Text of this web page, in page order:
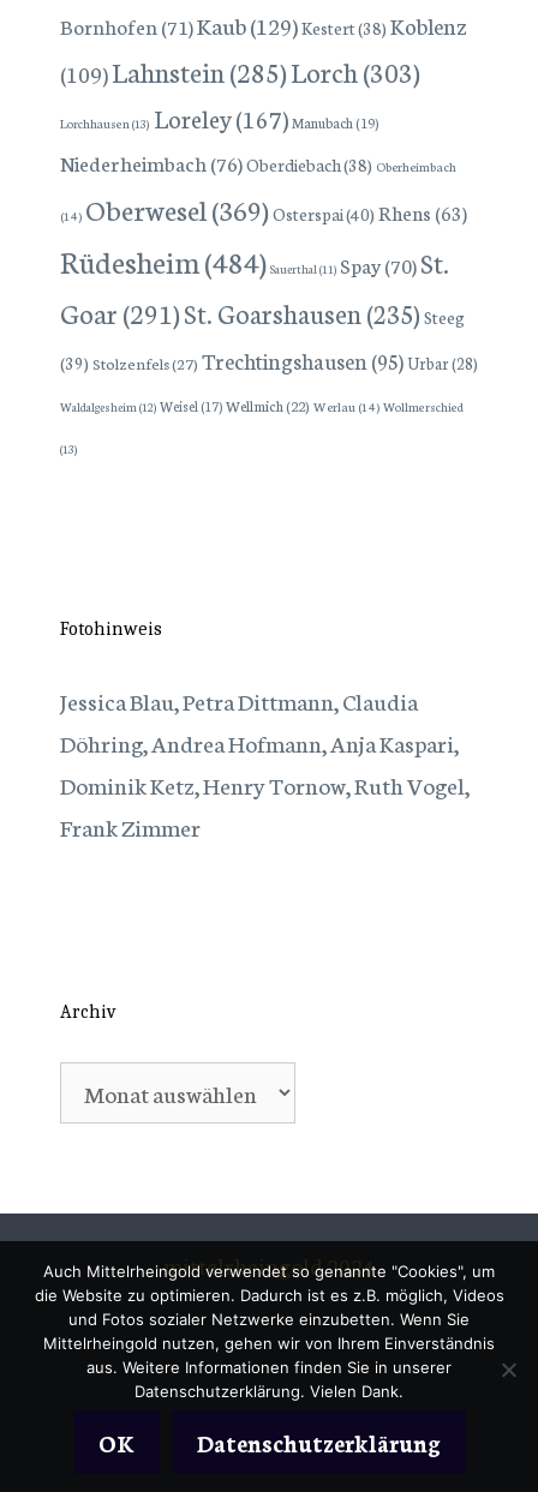
Bornhofen (71)Kaub(129)Kestert(38) Koblenz
(109)Lahnstein(285)Lorch(303)
Lorchhausen(13) Loreley(167)Manubach(19)
Niederheimbach (76)Oberdiebach(38) Oberheimbach
(14) Oberwesel(369)Osterspai(40) Rhens (63)
Rüdesheim(484) Sauerthal(11) Spay(70)St.
Goar(291)St. Goarshausen(235) Steeg
(39) Stolzenfels(27) Trechtingshausen(95)Urbar(28)
Waldalgesheim(12) Weisel(17)Wellmich(22) Werlau (14) Wollmerschied
(13)
Fotohinweis
Jessica Blau, Petra Dittmann, Claudia
Döhring, Andrea Hofmann, Anja Kaspari,
Dominik Ketz, Henry Tornow, Ruth Vogel,
Frank Zimmer
Archiv
Archiv
mittelrheingold 2024
Auch Mittelrheingold verwendet so genannte "Cookies", um
die Website zu optimieren. Dadurch ist es z.B. möglich, Videos
und Fotos sozialer Netzwerke einzubetten. Wenn Sie
Mittelrheingold nutzen, gehen wir von Ihrem Einverständnis
aus. Weitere Informationen finden Sie in unserer
Datenschutzerklärung. Vielen Dank.
OK Datenschutzerklärung